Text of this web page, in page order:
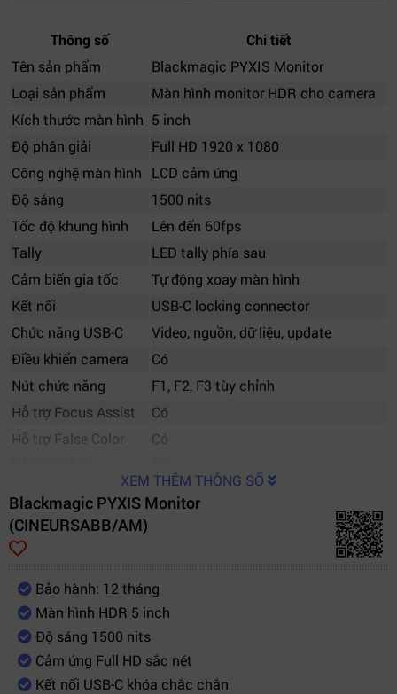
Thông số
Chi tiết
Tên sản phẩm
Blackmagic PYXIS Monitor
Loại sản phẩm
Màn hình monitor HDR cho camera
Kích thước màn hình 5 inch
Độ phân giải
Full HD 1920 x 1080
Công nghệ màn hình
LCD cảm ứng
Độ sáng
1500 nits
Tốc độ khung hình
Lên đến 60fps
Tally
LED tally phía sau
Cảm biến gia tốc
Tự động xoay màn hình
Kết nối
USB-C locking connector
Chức năng USB-C
Video, nguồn, dữ liệu, update
Điều khiển camera
Có
Nút chức năng
F1, F2, F3 tùy chỉnh
Hỗ trợ Focus Assist
Có
Hỗ trợ False Color
Có
Có
Hỗ trợ Frame Guides
Hỗ trợ Focus Zoom
Tương thích camera
Blackmagic PYXIS 6K, URSA Cine
Nguồn cấp
Nhiệt độ hoạt động
0°C đến 40°C
Nhiệt độ lưu trữ
-20°C đến 60°C
XEM THÊM THÔNG SỐ
Blackmagic PYXIS Monitor
(CINEURSABB/AM)
Bảo hành: 12 tháng
Màn hình HDR 5 inch
Độ sáng 1500 nits
Cảm ứng Full HD sắc nét
Kết nối USB-C khóa chắc chắn